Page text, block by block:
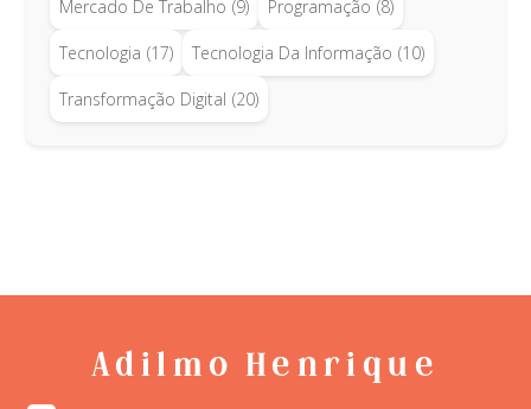
Mercado De Trabalho (9) Programação (8)
Tecnologia (17) Tecnologia Da Informação (10)
Transformação Digital (20)
Adilmo Henrique